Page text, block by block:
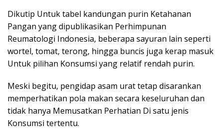
Dikutip Untuk tabel kandungan purin Ketahanan
Pangan yang dipublikasikan Perhimpunan
Reumatologi Indonesia, beberapa sayuran lain seperti
wortel, tomat, terong, hingga buncis juga kerap masuk
Untuk pilihan Konsumsi yang relatif rendah purin.
Meski begitu, pengidap asam urat tetap disarankan
memperhatikan pola makan secara keseluruhan dan
tidak hanya Memusatkan Perhatian Di satu jenis
Konsumsi tertentu.